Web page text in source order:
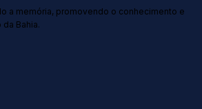
a memória, promovendo o conhecimento e
Bahia.